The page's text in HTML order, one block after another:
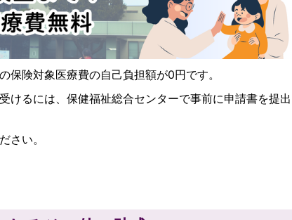
保険対象医療費の自己負担額が0円です。
けるには、保健福祉総合センターで事前に申請書を提出
さい。